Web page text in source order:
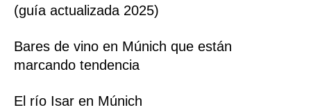
(guía actualizada 2025)
Bares de vino en Múnich que están
marcando tendencia
El río Isar en Múnich